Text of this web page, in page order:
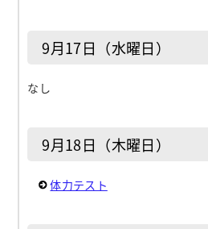
9月17日（水曜日）
なし
9月18日（木曜日）
体力テスト